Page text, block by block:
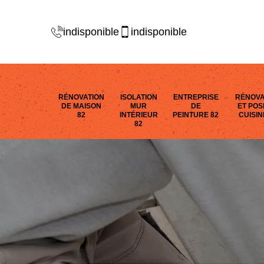
indisponible indisponible
RÉNOVATION
DE MAISON
82
ISOLATION
MUR
INTÉRIEUR
82
ENTREPRISE
DE
PEINTURE 82
ET